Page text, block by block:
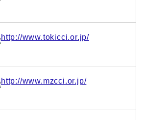
http://www.tokicci.or.jp/
http://www.mzcci.or.jp/